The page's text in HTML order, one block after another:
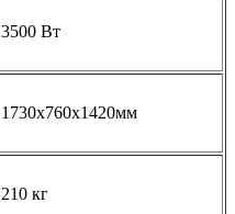
3500 Вт
1730x760x1420мм
210 кг